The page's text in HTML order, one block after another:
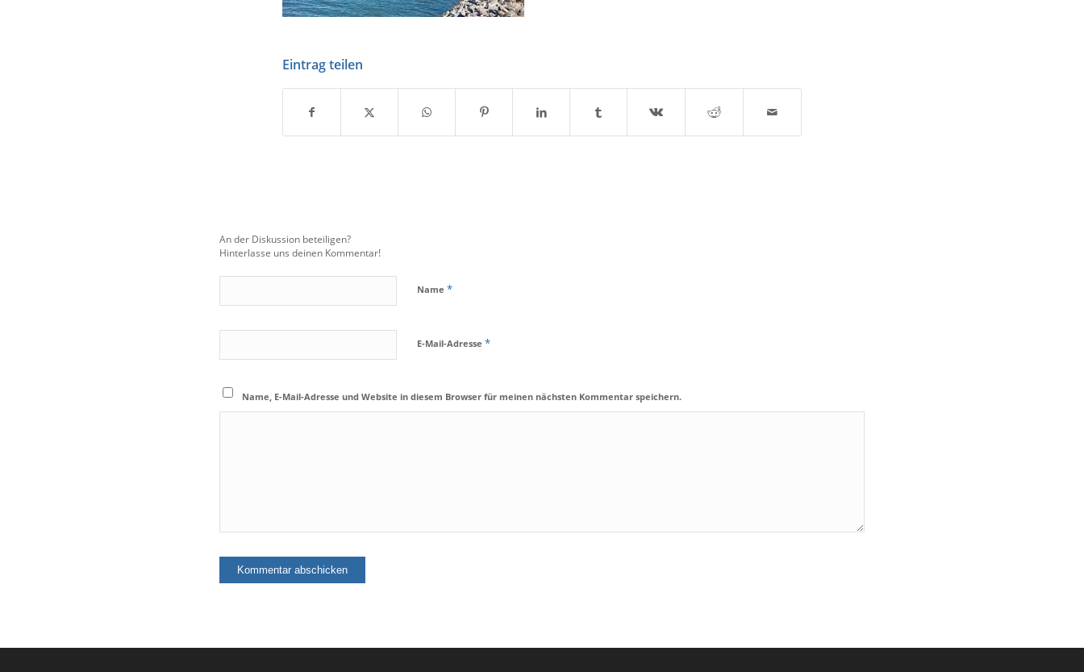
Eintrag teilen
An der Diskussion beteiligen?
Hinterlasse uns deinen Kommentar!
Name *
E-Mail-Adresse *
Name, E-Mail-Adresse und Website in diesem Browser für meinen nächsten Kommentar speichern.